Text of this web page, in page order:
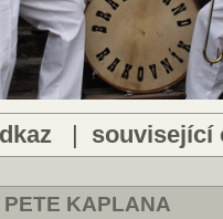
| související
PETE KAPLANA